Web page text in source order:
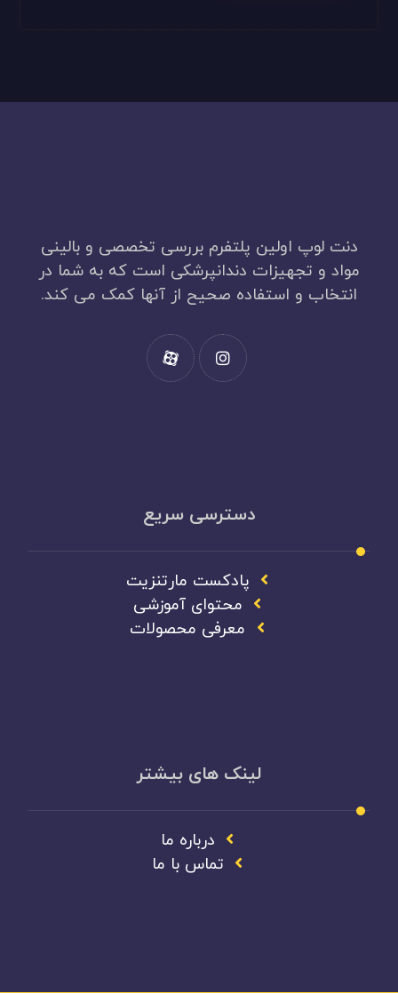
دنت لوپ اولین پلتفرم بررسی تخصصی و بالینی
مواد و تجهیزات دندانپرشکی است که به شما در
انتخاب و استفاده صحیح از آنها کمک می کند.
دسترسی سریع
پادکست مارتنزیت
محتوای آموزشی
معرفی محصولات
لینک های بیشتر
درباره ما
تماس با ما